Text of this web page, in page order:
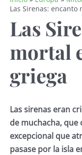
Las Sirenas:
Las
mortal
griega
Las sirenas eran
de muchacha,
excepcional que
pasase por la isla